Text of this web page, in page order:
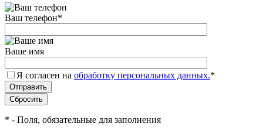
Ваш телефон*
Ваше имя
Я согласен на обработку персональных данных.*
* - Поля, обязательные для заполнения